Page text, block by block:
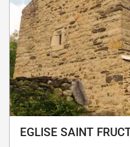
EGLISE SAINT